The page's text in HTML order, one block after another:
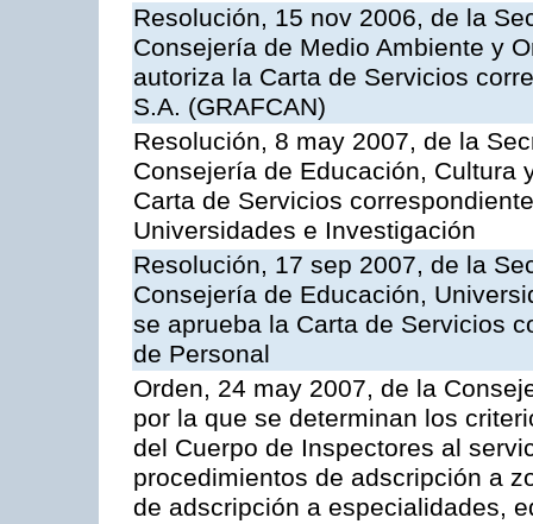
Resolución, 15 nov 2006, de la
Consejería de Medio Ambiente y
autoriza la Carta de Servicios
S.A. (GRAFCAN)
Resolución, 8 may 2007, de la
Consejería de Educación, Cultura
Carta de Servicios
Universidades e Investigación
Resolución, 17 sep 2007, de la
Consejería de Educación,
se aprueba la Carta de Servicios
de Personal
Orden, 24 may 2007, de la
por la que se determinan los
del Cuerpo de Inspectores al
procedimientos de adscripción a
de adscripción a especialidades,